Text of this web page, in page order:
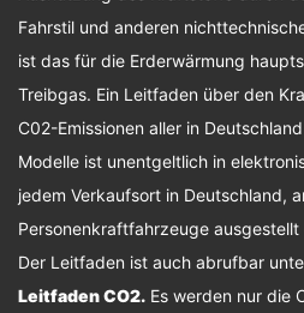
Fahrstil und anderen
ist das für die Erderwärmung
Treibgas. Ein Leitfaden über den
C02-Emissionen aller in
Modelle ist unentgeltlich in
jedem Verkaufsort in Deutschland,
Personenkraftfahrzeuge
Der Leitfaden ist auch abrufbar
Leitfaden CO2. Es werden nur die